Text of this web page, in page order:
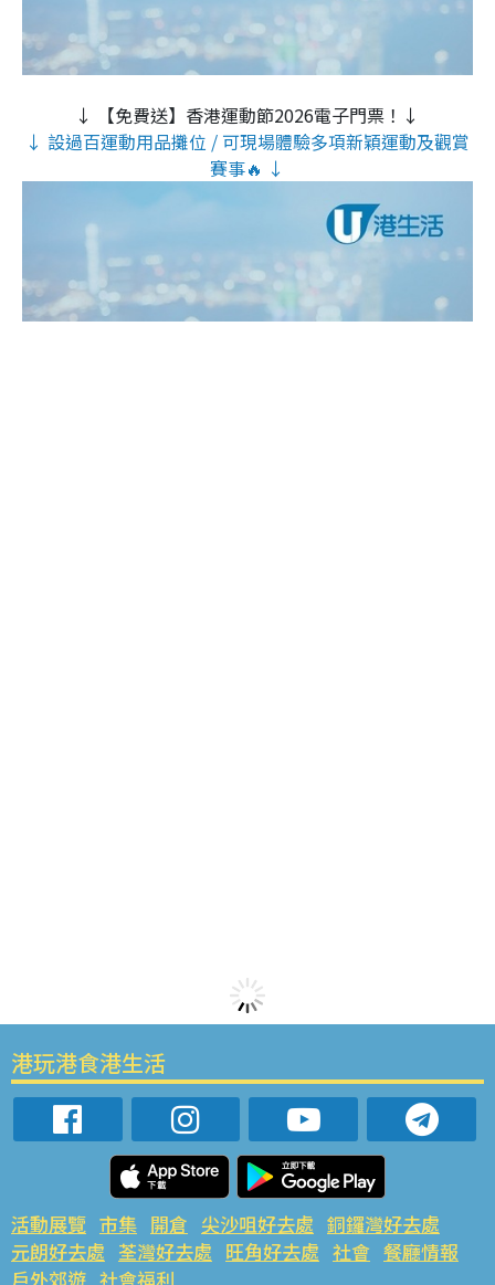
↓ 【免費送】香港運動節2026電子門票！↓
↓ 設過百運動用品攤位 / 可現場體驗多項新穎運動及觀賞
賽事🔥 ↓
港玩港食港生活
活動展覽 市集 開倉 尖沙咀好去處 銅鑼灣好去處
元朗好去處 荃灣好去處 旺角好去處 社會 餐廳情報
戶外郊遊 社會福利